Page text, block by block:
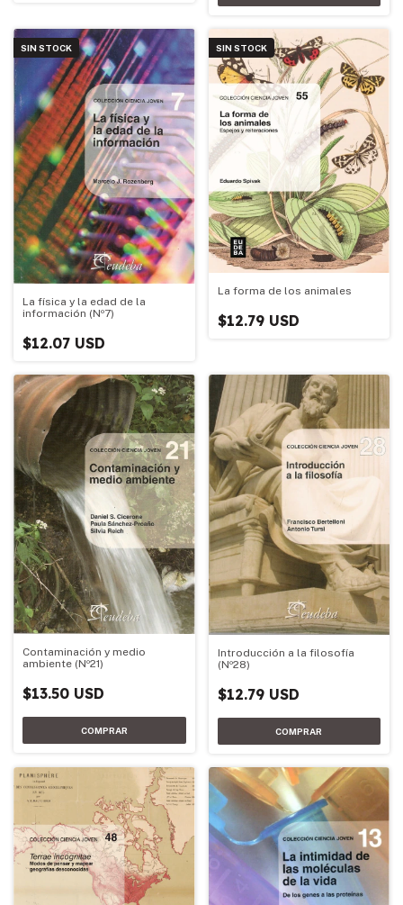
SIN STOCK
La física y la edad de la
información (Nº7)
$12.07 USD
SIN STOCK
La forma de los animales
$12.79 USD
Contaminación y medio
ambiente (Nº21)
$13.50 USD
Introducción a la filosofía
(Nº28)
$12.79 USD